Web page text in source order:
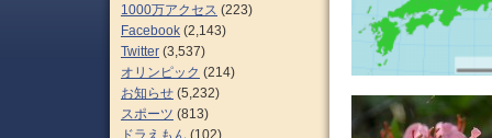
1000万アクセス (223)
Facebook (2,143)
Twitter (3,537)
オリンピック (214)
お知らせ (5,232)
スポーツ (813)
ドラえもん (102)